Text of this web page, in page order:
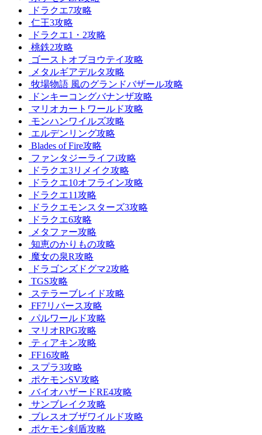
ドラクエ7攻略
仁王3攻略
ドラクエ1・2攻略
桃鉄2攻略
ゴーストオブヨウテイ攻略
メタルギアデルタ攻略
牧場物語 風のグランドバザール攻略
ドンキーコングバナンザ攻略
マリオカートワールド攻略
モンハンワイルズ攻略
エルデンリング攻略
Blades of Fire攻略
ファンタジーライフi攻略
ドラクエ3リメイク攻略
ドラクエ10オフライン攻略
ドラクエ11攻略
ドラクエモンスターズ3攻略
ドラクエ6攻略
メタファー攻略
知恵のかりもの攻略
魔女の泉R攻略
ドラゴンズドグマ2攻略
TGS攻略
ステラーブレイド攻略
FF7リバース攻略
パルワールド攻略
マリオRPG攻略
ティアキン攻略
FF16攻略
スプラ3攻略
ポケモンSV攻略
バイオハザードRE4攻略
サンブレイク攻略
ブレスオブザワイルド攻略
ポケモン剣盾攻略